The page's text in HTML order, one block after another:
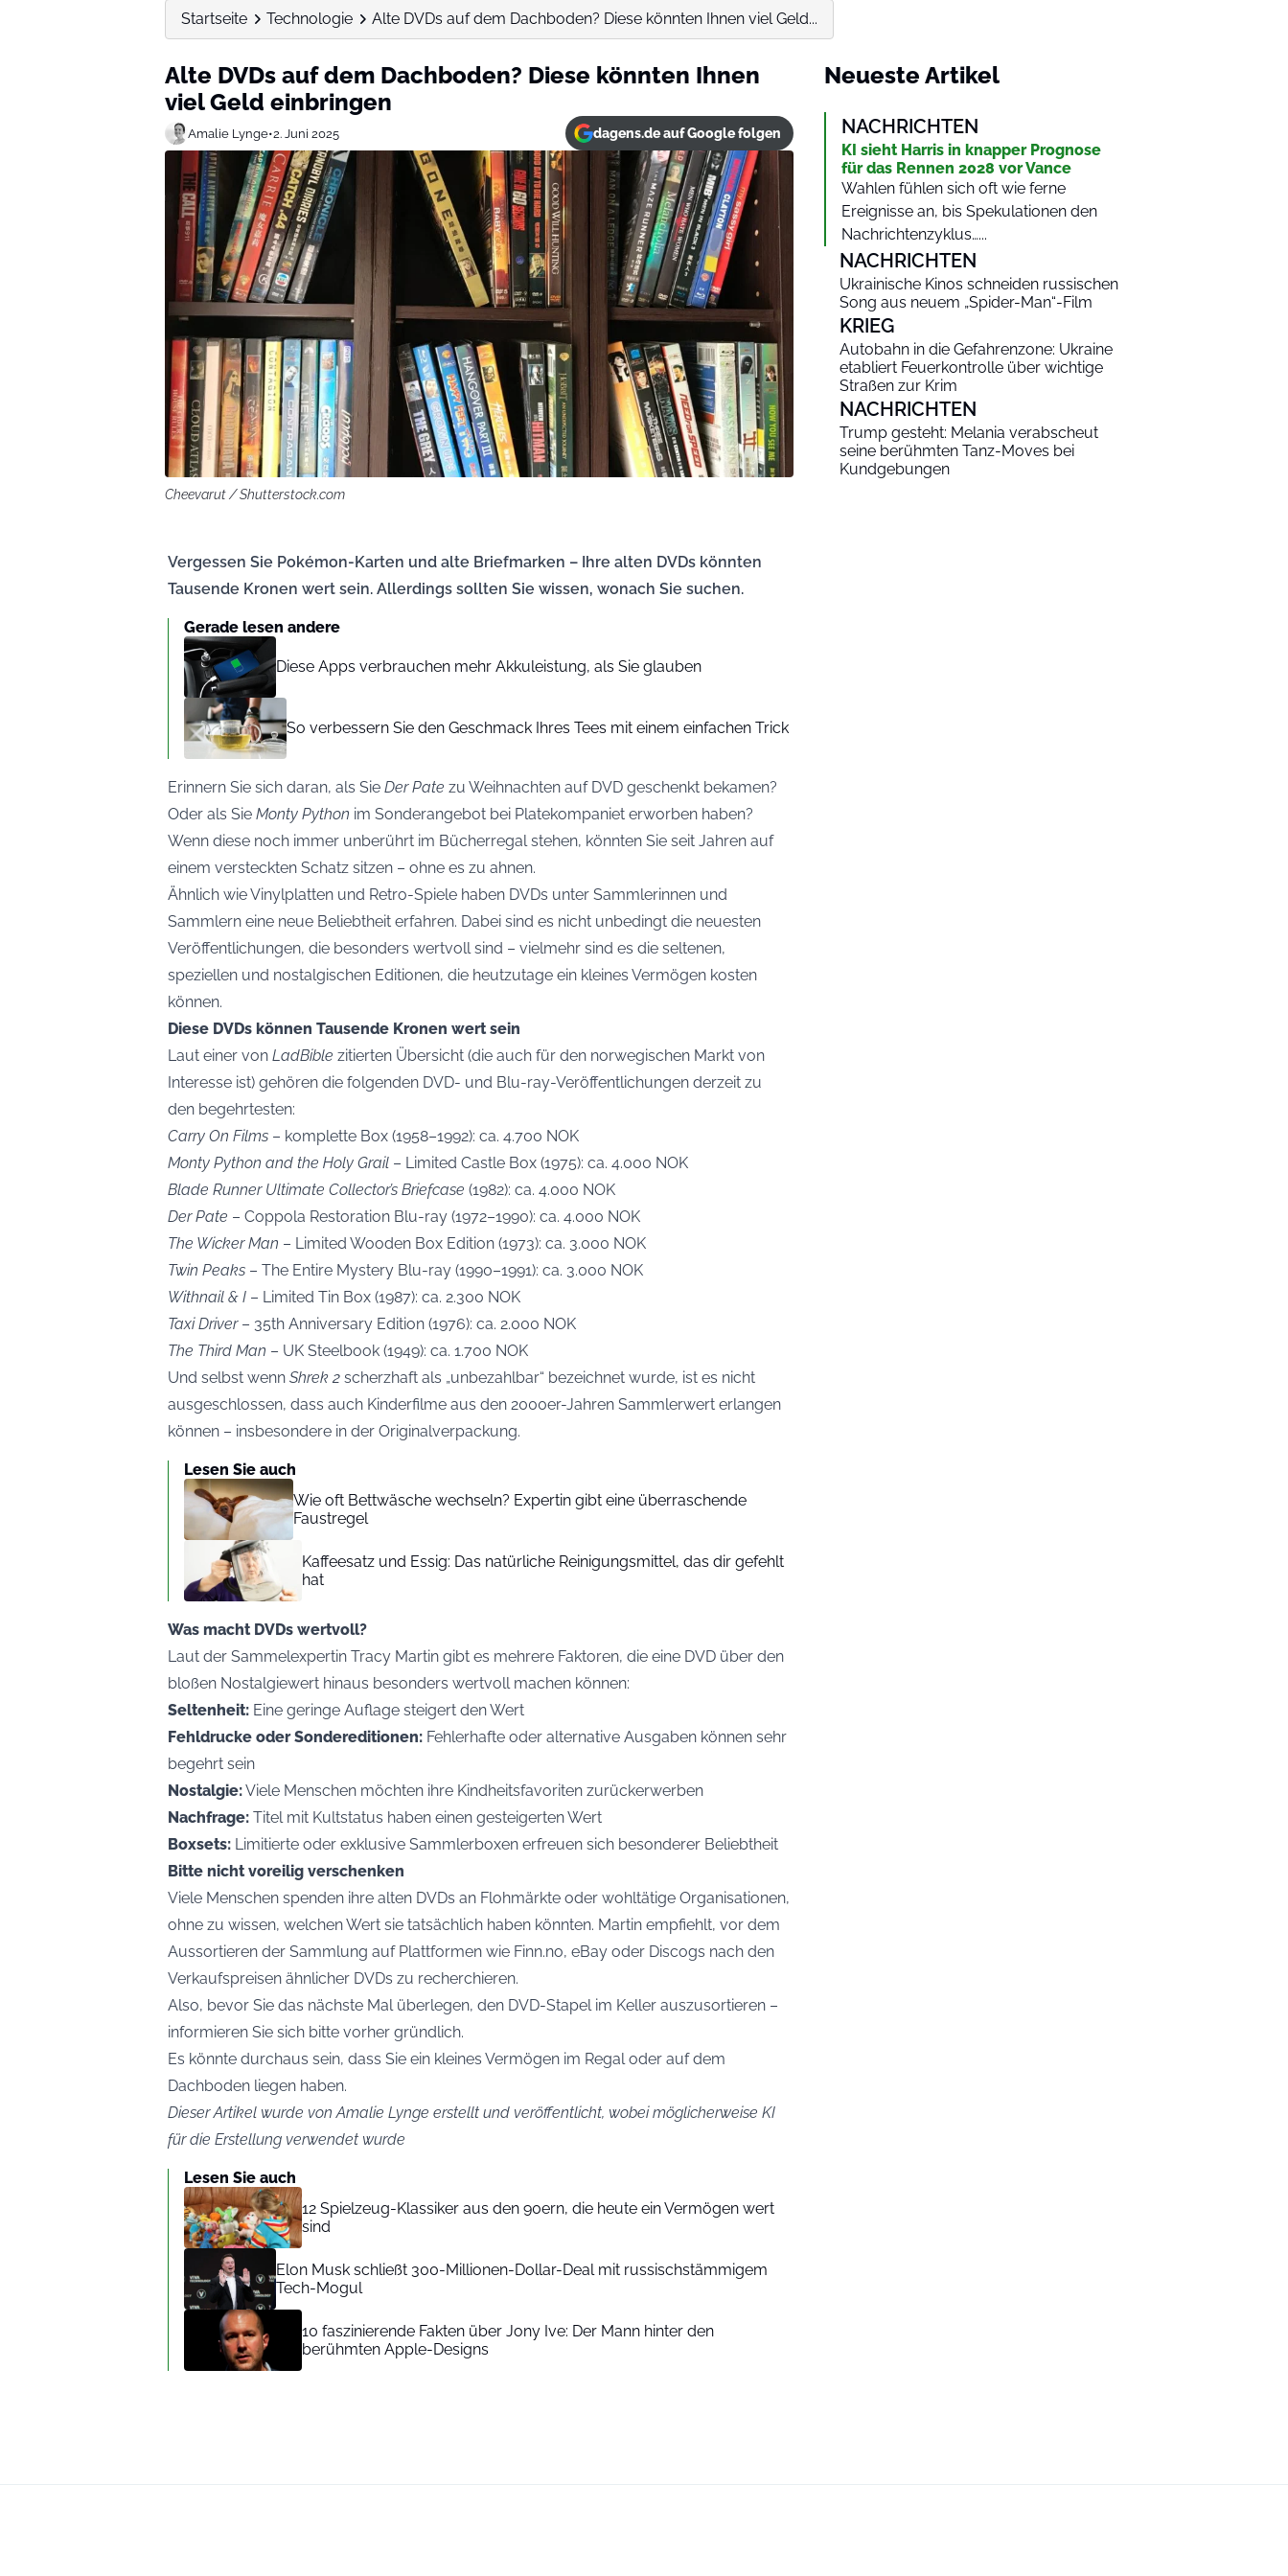
Startseite Technologie Alte DVDs auf dem Dachboden? Diese könnten Ihnen viel Geld...
Alte DVDs auf dem Dachboden? Diese könnten Ihnen
viel Geld einbringen
Amalie Lynge•2. Juni 2025 dagens.de auf Google folgen
Cheevarut / Shutterstock.com
Vergessen Sie Pokémon-Karten und alte Briefmarken – Ihre alten DVDs könnten
Tausende Kronen wert sein. Allerdings sollten Sie wissen, wonach Sie suchen.
Gerade lesen andere
Diese Apps verbrauchen mehr Akkuleistung, als Sie glauben
So verbessern Sie den Geschmack Ihres Tees mit einem einfachen Trick
Erinnern Sie sich daran, als Sie Der Pate zu Weihnachten auf DVD geschenkt bekamen?
Oder als Sie Monty Python im Sonderangebot bei Platekompaniet erworben haben?
Wenn diese noch immer unberührt im Bücherregal stehen, könnten Sie seit Jahren auf
einem versteckten Schatz sitzen – ohne es zu ahnen.
Ähnlich wie Vinylplatten und Retro-Spiele haben DVDs unter Sammlerinnen und
Sammlern eine neue Beliebtheit erfahren. Dabei sind es nicht unbedingt die neuesten
Veröffentlichungen, die besonders wertvoll sind – vielmehr sind es die seltenen,
speziellen und nostalgischen Editionen, die heutzutage ein kleines Vermögen kosten
können.
Diese DVDs können Tausende Kronen wert sein
Laut einer von LadBible zitierten Übersicht (die auch für den norwegischen Markt von
Interesse ist) gehören die folgenden DVD- und Blu-ray-Veröffentlichungen derzeit zu
den begehrtesten:
Carry On Films – komplette Box (1958–1992): ca. 4.700 NOK
Monty Python and the Holy Grail – Limited Castle Box (1975): ca. 4.000 NOK
Blade Runner Ultimate Collector’s Briefcase (1982): ca. 4.000 NOK
Der Pate – Coppola Restoration Blu-ray (1972–1990): ca. 4.000 NOK
The Wicker Man – Limited Wooden Box Edition (1973): ca. 3.000 NOK
Twin Peaks – The Entire Mystery Blu-ray (1990–1991): ca. 3.000 NOK
Withnail & I – Limited Tin Box (1987): ca. 2.300 NOK
Taxi Driver– 35th Anniversary Edition (1976): ca. 2.000 NOK
The Third Man – UK Steelbook (1949): ca. 1.700 NOK
Und selbst wenn Shrek 2 scherzhaft als „unbezahlbar“ bezeichnet wurde, ist es nicht
ausgeschlossen, dass auch Kinderfilme aus den 2000er-Jahren Sammlerwert erlangen
können – insbesondere in der Originalverpackung.
Lesen Sie auch
Wie oft Bettwäsche wechseln? Expertin gibt eine überraschende
Faustregel
Kaffeesatz und Essig: Das natürliche Reinigungsmittel, das dir gefehlt
hat
Was macht DVDs wertvoll?
Laut der Sammelexpertin Tracy Martin gibt es mehrere Faktoren, die eine DVD über den
bloßen Nostalgiewert hinaus besonders wertvoll machen können:
Seltenheit: Eine geringe Auflage steigert den Wert
Fehldrucke oder Sondereditionen: Fehlerhafte oder alternative Ausgaben können sehr
begehrt sein
Nostalgie:Viele Menschen möchten ihre Kindheitsfavoriten zurückerwerben
Nachfrage: Titel mit Kultstatus haben einen gesteigerten Wert
Boxsets: Limitierte oder exklusive Sammlerboxen erfreuen sich besonderer Beliebtheit
Bitte nicht voreilig verschenken
Viele Menschen spenden ihre alten DVDs an Flohmärkte oder wohltätige Organisationen,
ohne zu wissen, welchen Wert sie tatsächlich haben könnten. Martin empfiehlt, vor dem
Aussortieren der Sammlung auf Plattformen wie Finn.no, eBay oder Discogs nach den
Verkaufspreisen ähnlicher DVDs zu recherchieren.
Also, bevor Sie das nächste Mal überlegen, den DVD-Stapel im Keller auszusortieren –
informieren Sie sich bitte vorher gründlich.
Es könnte durchaus sein, dass Sie ein kleines Vermögen im Regal oder auf dem
Dachboden liegen haben.
Dieser Artikel wurde von Amalie Lynge erstellt und veröffentlicht, wobei möglicherweise KI
für die Erstellung verwendet wurde
Lesen Sie auch
12 Spielzeug-Klassiker aus den 90ern, die heute ein Vermögen wert
sind
Elon Musk schließt 300-Millionen-Dollar-Deal mit russischstämmigem
Tech-Mogul
10 faszinierende Fakten über Jony Ive: Der Mann hinter den
berühmten Apple-Designs
Neueste Artikel
NACHRICHTEN
KI sieht Harris in knapper Prognose
für das Rennen 2028 vor Vance
Wahlen fühlen sich oft wie ferne
Ereignisse an, bis Spekulationen den
Nachrichtenzyklus…...
NACHRICHTEN
Ukrainische Kinos schneiden russischen
Song aus neuem „Spider-Man“-Film
KRIEG
Autobahn in die Gefahrenzone: Ukraine
etabliert Feuerkontrolle über wichtige
Straßen zur Krim
NACHRICHTEN
Trump gesteht: Melania verabscheut
seine berühmten Tanz-Moves bei
Kundgebungen